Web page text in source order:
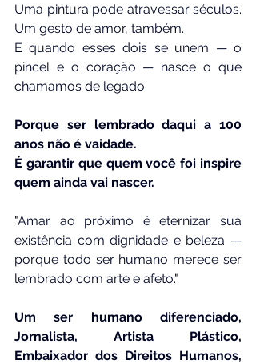
Uma pintura pode atravessar séculos.
Um gesto de amor, também.
E quando esses dois se unem — o
pincel e o coração — nasce o que
chamamos de legado.
Porque ser lembrado daqui a 100
anos não é vaidade.
É garantir que quem você foi inspire
quem ainda vai nascer.
"Amar ao próximo é eternizar sua
existência com dignidade e beleza —
porque todo ser humano merece ser
lembrado com arte e afeto."
Um ser humano diferenciado,
Jornalista, Artista Plástico,
Embaixador dos Direitos Humanos,